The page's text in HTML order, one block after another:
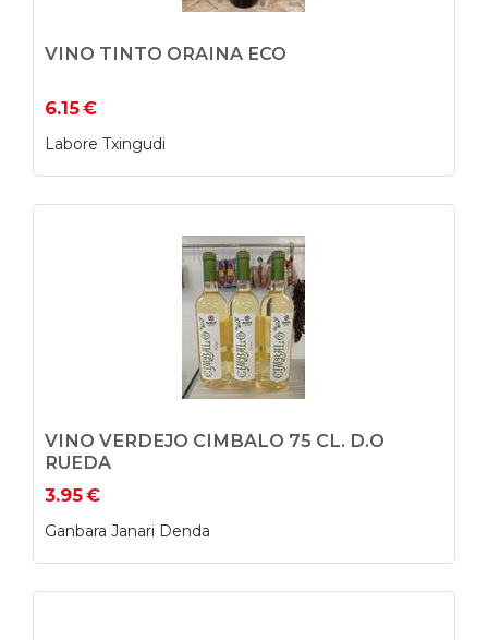
VINO TINTO ORAINA ECO
6.15€
Labore Txingudi
VINO VERDEJO CIMBALO 75 CL. D.O
RUEDA
3.95€
Ganbara Janari Denda